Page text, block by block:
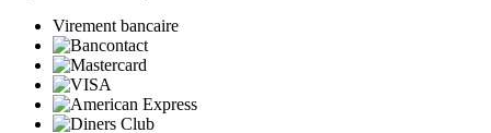
Virement bancaire